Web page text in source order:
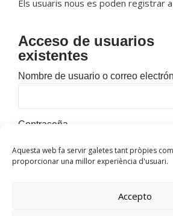
Aquesta web fa servir galetes tant pròpies
proporcionar una millor experiència d'usuari.
Accepto
Els usuaris nous es poden registrar
Acceso de usuarios
existentes
Nombre de usuario o correo
Contraseña